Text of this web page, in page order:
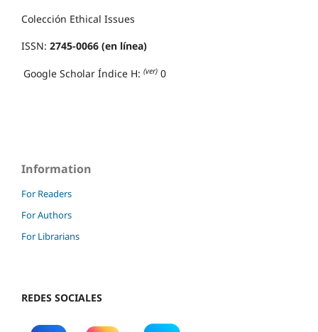
Colección Ethical Issues
ISSN: 2745-0066 (en línea)
Google Scholar Índice H: (ver) 0
Information
For Readers
For Authors
For Librarians
REDES SOCIALES